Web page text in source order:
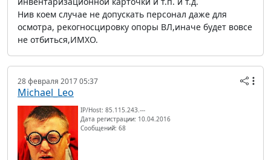
Нив коем случае не допускать персонал даже для
осмотра, рекогносцировку опоры ВЛ,иначе будет вовсе
не отбиться,ИМХО.
28 февраля 2017 05:37
Michael_Leo
IP/Host: 85.115.243.---
Дата регистрации: 10.04.2016
Сообщений: 68